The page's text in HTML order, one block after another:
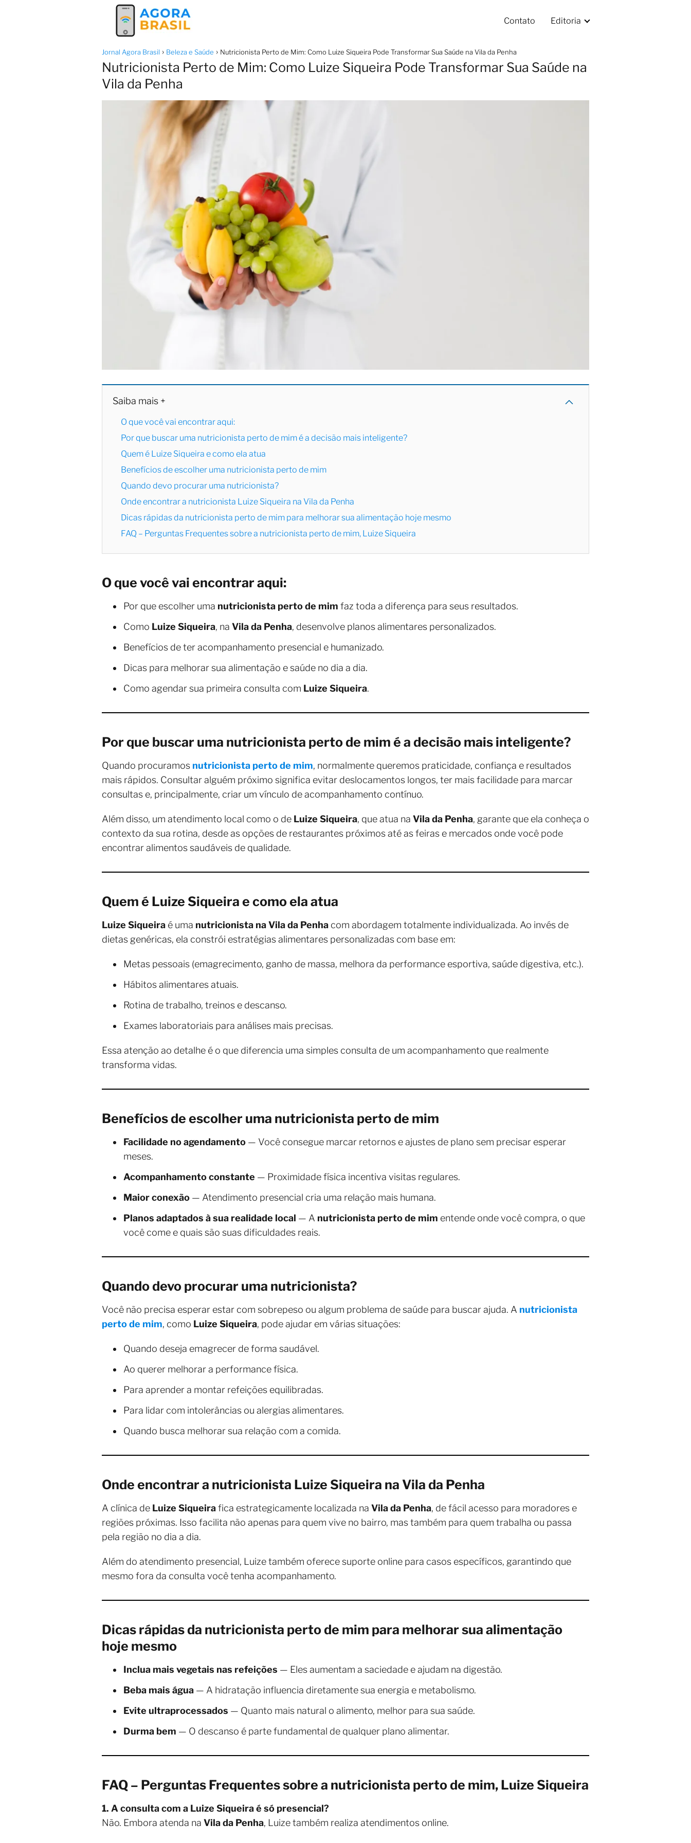
Contato Editoria
Jornal Agora Brasil Beleza e Saúde Nutricionista Perto de Mim: Como Luize Siqueira Pode Transformar Sua Saúde na Vila da Penha
Nutricionista Perto de Mim: Como Luize Siqueira Pode Transformar Sua Saúde na
Vila da Penha
Saiba mais +
O que você vai encontrar aqui:
Por que buscar uma nutricionista perto de mim é a decisão mais inteligente?
Quem é Luize Siqueira e como ela atua
Benefícios de escolher uma nutricionista perto de mim
Quando devo procurar uma nutricionista?
Onde encontrar a nutricionista Luize Siqueira na Vila da Penha
Dicas rápidas da nutricionista perto de mim para melhorar sua alimentação hoje mesmo
FAQ – Perguntas Frequentes sobre a nutricionista perto de mim, Luize Siqueira
O que você vai encontrar aqui:
Por que escolher uma nutricionista perto de mim faz toda a diferença para seus resultados.
Como Luize Siqueira, na Vila da Penha, desenvolve planos alimentares personalizados.
Benefícios de ter acompanhamento presencial e humanizado.
Dicas para melhorar sua alimentação e saúde no dia a dia.
Como agendar sua primeira consulta com Luize Siqueira.
Por que buscar uma nutricionista perto de mim é a decisão mais inteligente?
Quando procuramos nutricionista perto de mim, normalmente queremos praticidade, confiança e resultados
mais rápidos. Consultar alguém próximo significa evitar deslocamentos longos, ter mais facilidade para marcar
consultas e, principalmente, criar um vínculo de acompanhamento contínuo.
Além disso, um atendimento local como o de Luize Siqueira, que atua na Vila da Penha, garante que ela conheça o
contexto da sua rotina, desde as opções de restaurantes próximos até as feiras e mercados onde você pode
encontrar alimentos saudáveis de qualidade.
Quem é Luize Siqueira e como ela atua
Luize Siqueira é uma nutricionista na Vila da Penha com abordagem totalmente individualizada. Ao invés de
dietas genéricas, ela constrói estratégias alimentares personalizadas com base em:
Metas pessoais (emagrecimento, ganho de massa, melhora da performance esportiva, saúde digestiva, etc.).
Hábitos alimentares atuais.
Rotina de trabalho, treinos e descanso.
Exames laboratoriais para análises mais precisas.
Essa atenção ao detalhe é o que diferencia uma simples consulta de um acompanhamento que realmente
transforma vidas.
Benefícios de escolher uma nutricionista perto de mim
Facilidade no agendamento — Você consegue marcar retornos e ajustes de plano sem precisar esperar
meses.
Acompanhamento constante — Proximidade física incentiva visitas regulares.
Maior conexão — Atendimento presencial cria uma relação mais humana.
Planos adaptados à sua realidade local — A nutricionista perto de mim entende onde você compra, o que
você come e quais são suas dificuldades reais.
Quando devo procurar uma nutricionista?
Você não precisa esperar estar com sobrepeso ou algum problema de saúde para buscar ajuda. A nutricionista
perto de mim, como Luize Siqueira, pode ajudar em várias situações:
Quando deseja emagrecer de forma saudável.
Ao querer melhorar a performance física.
Para aprender a montar refeições equilibradas.
Para lidar com intolerâncias ou alergias alimentares.
Quando busca melhorar sua relação com a comida.
Onde encontrar a nutricionista Luize Siqueira na Vila da Penha
A clínica de Luize Siqueirafica estrategicamente localizada na Vila da Penha, de fácil acesso para moradores e
regiões próximas. Isso facilita não apenas para quem vive no bairro, mas também para quem trabalha ou passa
pela região no dia a dia.
Além do atendimento presencial, Luize também oferece suporte online para casos específicos, garantindo que
mesmo fora da consulta você tenha acompanhamento.
Dicas rápidas da nutricionista perto de mim para melhorar sua alimentação
hoje mesmo
Inclua mais vegetais nas refeições — Eles aumentam a saciedade e ajudam na digestão.
Beba mais água — A hidratação influencia diretamente sua energia e metabolismo.
Evite ultraprocessados — Quanto mais natural o alimento, melhor para sua saúde.
Durma bem — O descanso é parte fundamental de qualquer plano alimentar.
FAQ – Perguntas Frequentes sobre a nutricionista perto de mim, Luize Siqueira
1. A consulta com a Luize Siqueira é só presencial?
Não. Embora atenda na Vila da Penha, Luize também realiza atendimentos online.